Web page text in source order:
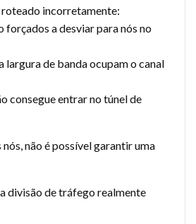
incorretamente:
forçados a desviar para nós no
largura de banda ocupam o canal
consegue entrar no túnel de
não é possível garantir uma
divisão de tráfego realmente